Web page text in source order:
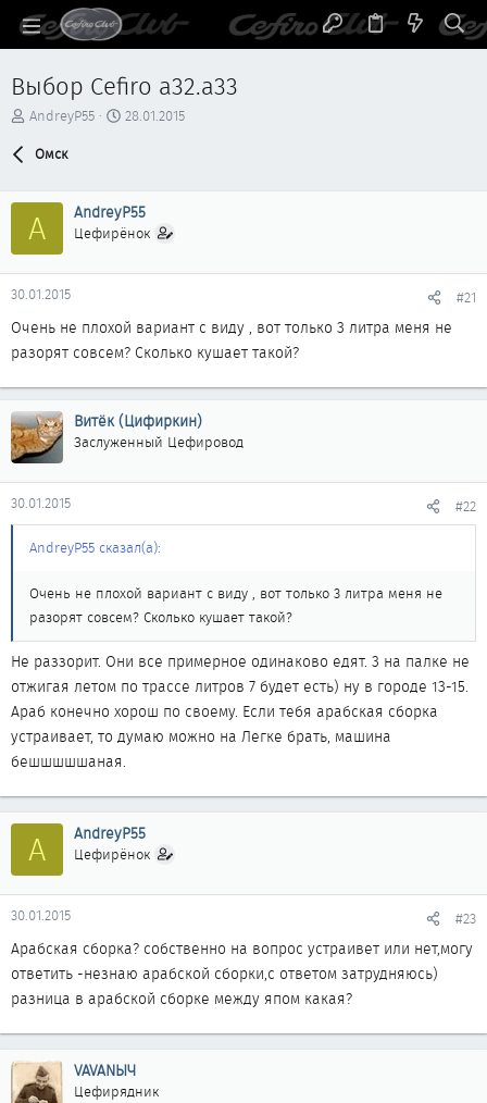
Выбор Cefiro a32.a33
А
е
м
ы
AndreyP55
Д
а
ч
л
28.01.2015
Омск
A AndreyP55
Цефирёнок
30.01.2015 #21
Очень не плохой вариант с виду , вот только 3 литра меня не
разорят совсем? Сколько кушает такой?
Витёк (Цифиркин)
Заслуженный Цефировод
30.01.2015 #22
AndreyP55 сказал(а):
Очень не плохой вариант с виду , вот только 3 литра меня не
разорят совсем? Сколько кушает такой?
Не раззорит. Они все примерное одинаково едят. 3 на палке не
отжигая летом по трассе литров 7 будет есть) ну в городе 13-15.
Араб конечно хорош по своему. Если тебя арабская сборка
устраивает, то думаю можно на Легке брать, машина
бешшшшшаная.
A AndreyP55
Цефирёнок
30.01.2015 #23
Арабская сборка? собственно на вопрос устраивет или нет,могу
ответить -незнаю арабской сборки,с ответом затрудняюсь)
разница в арабской сборке между япом какая?
VAVANЫЧ
Цефирядник